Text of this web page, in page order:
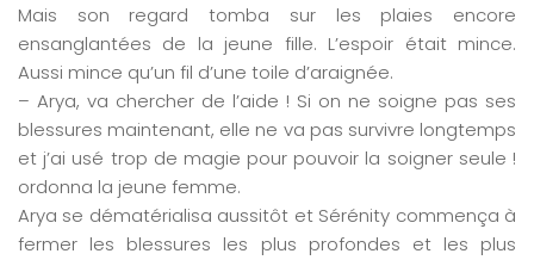
Mais son regard tomba sur les plaies encore
ensanglantées de la jeune fille. L’espoir était mince.
Aussi mince qu’un fil d’une toile d’araignée.
– Arya, va chercher de l’aide ! Si on ne soigne pas ses
blessures maintenant, elle ne va pas survivre longtemps
et j’ai usé trop de magie pour pouvoir la soigner seule !
ordonna la jeune femme.
Arya se dématérialisa aussitôt et Sérénity commença à
fermer les blessures les plus profondes et les plus